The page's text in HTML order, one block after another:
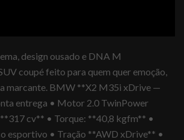
design ousado e DNA M
coupé feito para quem quer emoção,
marcante. BMW **X2 M35i xDrive —
entrega • Motor 2.0 TwinPower
cv** • Torque: **40,8 kgfm** •
esportivo • Tração **AWD xDrive** •